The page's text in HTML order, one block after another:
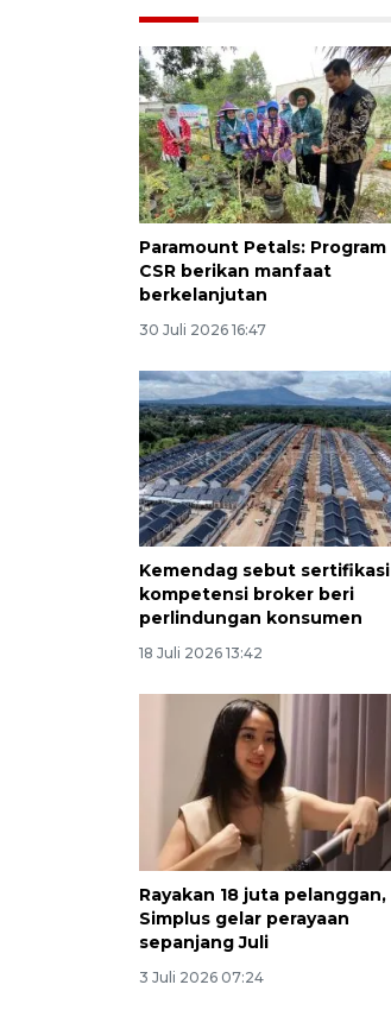
Paramount Petals: Program
CSR berikan manfaat
berkelanjutan
30 Juli 2026 16:47
Kemendag sebut sertifikasi
kompetensi broker beri
perlindungan konsumen
18 Juli 2026 13:42
Rayakan 18 juta pelanggan,
Simplus gelar perayaan
sepanjang Juli
3 Juli 2026 07:24